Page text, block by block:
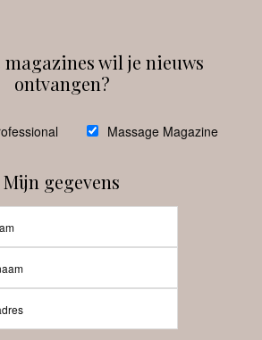
Pro.nl
magazines wil je nieuws
ontvangen?
Massage Magazine
Mijn gegevens